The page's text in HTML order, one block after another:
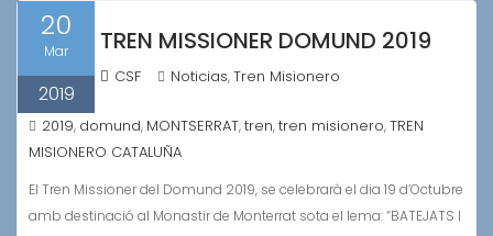
20
Mar
2019
TREN MISSIONER DOMUND 2019
CSF Noticias,Tren Misionero
2019, domund, MONTSERRAT,tren,tren misionero,TREN
MISIONERO CATALUÑA
El Tren Missioner del Domund 2019, se celebrarà el dia 19 d’Octubre
amb destinació al Monastir de Monterrat sota el lema: “BATEJATS I